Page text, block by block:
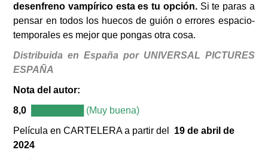
desenfreno vampírico esta es tu opción.Si te paras a
pensar en todos los huecos de guión o errores espacio-
temporales es mejor que pongas otra cosa.
Distribuida en España por UNIVERSAL PICTURES
ESPAÑA
Nota del autor:
8,0
████████ (Muy buena)
Película en CARTELERA a partir del 19 de abril de
2024